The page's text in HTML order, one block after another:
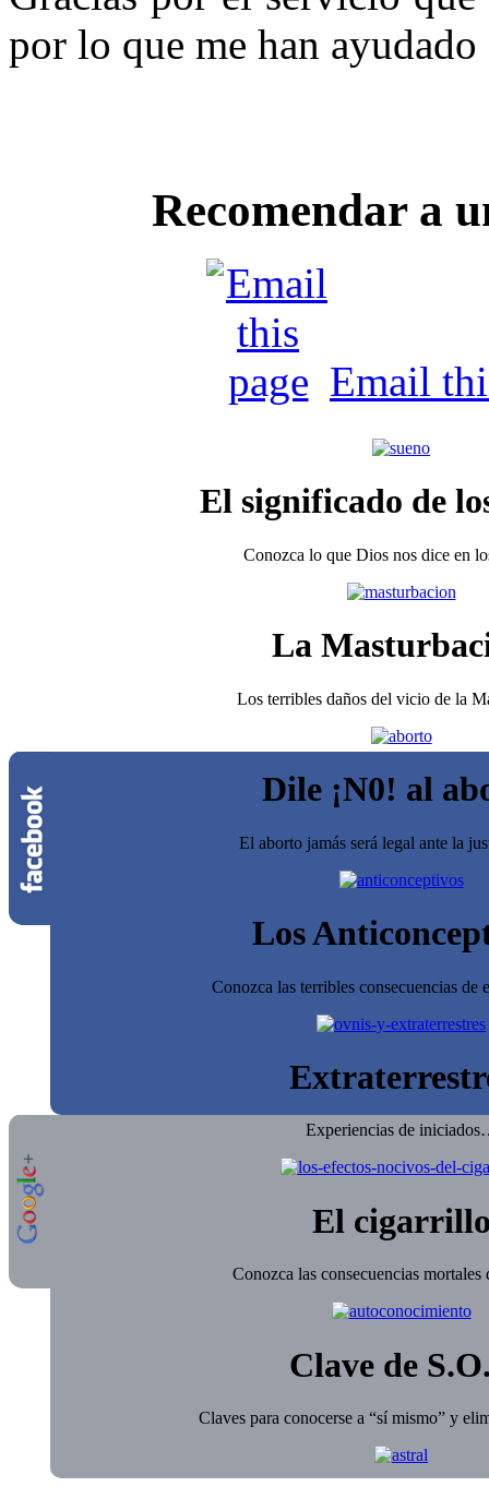
por lo que me han
Recomendar a
Email
El significado de
Conozca lo que Dios nos dice en
La
Los terribles daños del vicio de la
Dile ¡N0! al
El aborto jamás será legal ante la
Los
Conozca las terribles consecuencias de
Experiencias de
El
Conozca las consecuencias mortales
Clave de
Claves para conocerse a “sí mismo” y